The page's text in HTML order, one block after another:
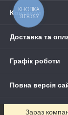
Контакти
Доставка та
Графік роботи
Повна версія
Сайт створено
Зараз
КНОПКА
ЗВ'ЯЗКУ